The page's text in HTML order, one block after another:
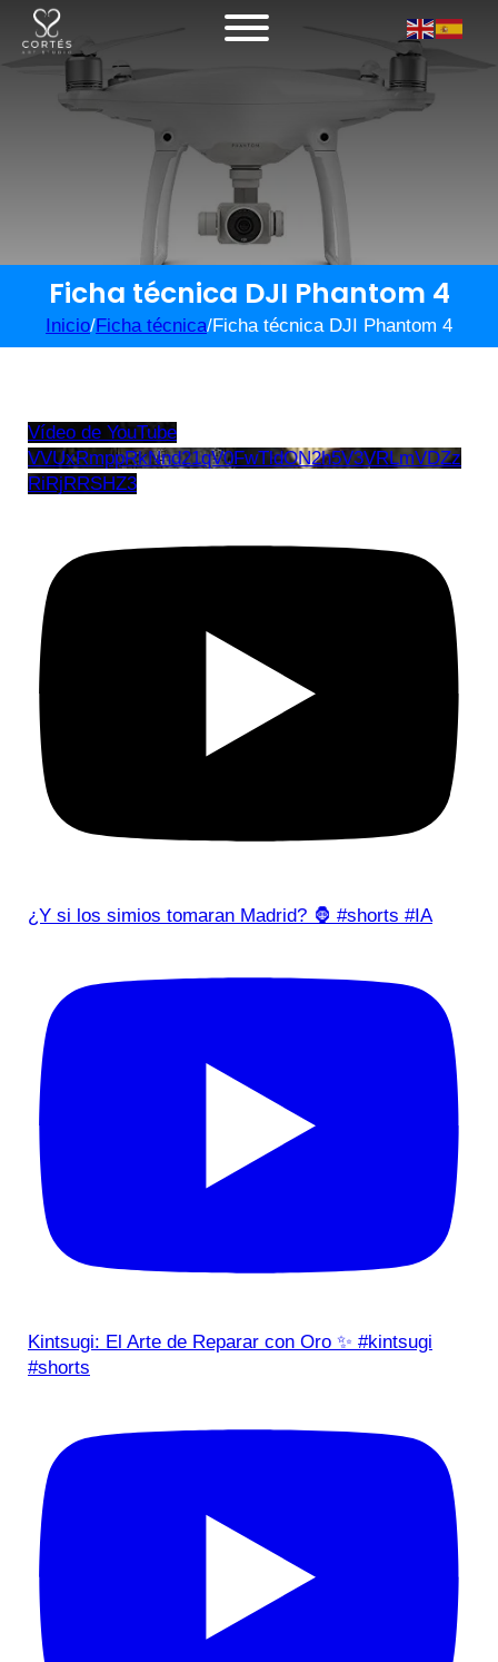
Ficha técnica DJI Phantom 4
Inicio/Ficha técnica/Ficha técnica DJI Phantom 4
Vídeo de YouTube
VVUxRmppRkNnd21qV0FwTldON2h5V3VRLmVDZz
RiRjRRSHZ3
¿Y si los simios tomaran Madrid? 🦍 #shorts #IA
Kintsugi: El Arte de Reparar con Oro ✨ #kintsugi
#shorts